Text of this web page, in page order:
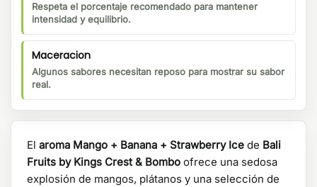
Respeta el porcentaje recomendado para mantener
intensidad y equilibrio.
Maceracion
Algunos sabores necesitan reposo para mostrar su sabor
real.
El aroma Mango + Banana + Strawberry Ice de Bali
Fruits by Kings Crest & Bombo ofrece una sedosa
explosión de mangos, plátanos y una selección de